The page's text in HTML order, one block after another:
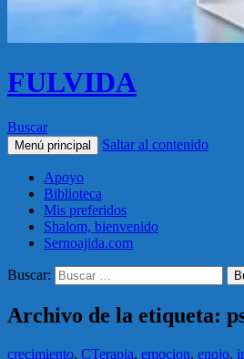
FULVIDA
Buscar
Menú principal Saltar al contenido
Apoyo
Biblioteca
Mis preferidos
Shalom, bienvenido
Sernoajida.com
Buscar:
Archivo de la etiqueta:
crecimiento, CTerapia, emocion, enojo,